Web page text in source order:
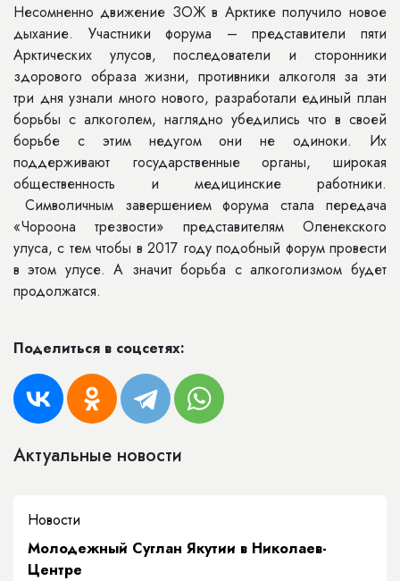
Несомненно движение ЗОЖ в Арктике получило новое
дыхание. Участники форума – представители пяти
Арктических улусов, последователи и сторонники
здорового образа жизни, противники алкоголя за эти
три дня узнали много нового, разработали единый план
борьбы с алкоголем, наглядно убедились что в своей
борьбе с этим недугом они не одиноки. Их
поддерживают государственные органы, широкая
общественность и медицинские работники.
Символичным завершением форума стала передача
«Чороона трезвости» представителям Оленекского
улуса, с тем чтобы в 2017 году подобный форум провести
в этом улусе. А значит борьба с алкоголизмом будет
продолжатся.
Поделиться в соцсетях:
Актуальные новости
Новости
Молодежный Суглан Якутии в Николаев-
Центре